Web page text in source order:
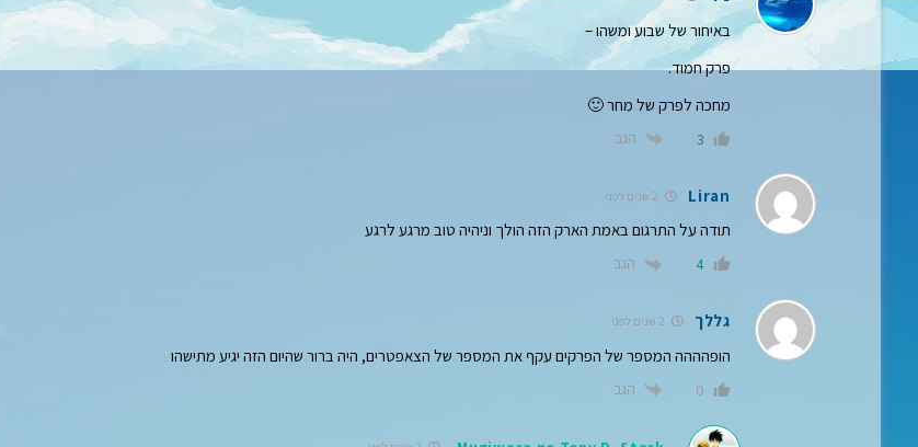
באיחור של שבוע ומשהו –
פרק חמוד.
מחכה לפרק של מחר 🙂
3 הגב
Liran
תודה על התרגום באמת הארק הזה הולך וניהיה טוב מרגע לרגע
4 הגב
גללך
הופהההה המספר של הפרקים עקף את המספר של הצאפטרים, היה ברור שהיום הזה יגיע מתישהו
0 הגב